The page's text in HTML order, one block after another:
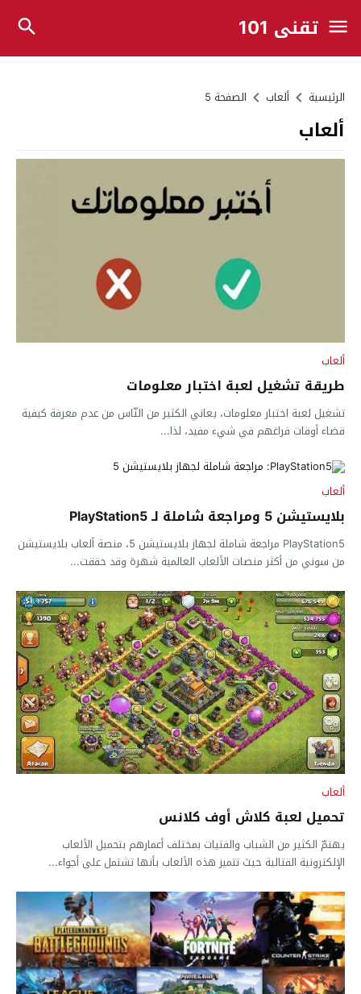
تقني 101
الرئيسية ألعاب الصفحة 5
ألعاب
ألعاب
طريقة تشغيل لعبة اختبار معلومات
تشغيل لعبة اختبار معلومات، يعاني الكثير من النّاس من عدم معرفة كيفية
قضاء أوقات فراغهم في شيء مفيد، لذا...
ألعاب
بلايستيشن 5 ومراجعة شاملة لـ PlayStation5
PlayStation5 مراجعة شاملة لجهاز بلايستيشن 5، منصة ألعاب بلايستيشن
من سوني من أكثر منصات الألعاب العالمية شهرة وقد حققت...
ألعاب
تحميل لعبة كلاش أوف كلانس
يهتمّ الكثير من الشباب والفتيات بمختلف أعمارهم بتحميل الألعاب
الإلكترونية القتالية حيث تتميز هذه الألعاب بأنها تشتمل على أجواء...